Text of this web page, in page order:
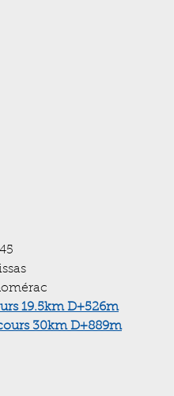
19.5km D+526m
30km D+889m